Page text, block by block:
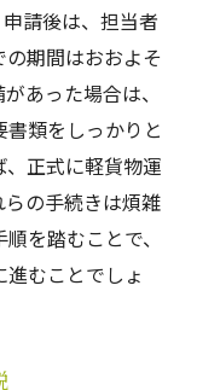
請後は、担当者
期間はおおよそ
あった場合は、
類をしっかりと
正式に軽貨物運
の手続きは煩雑
を踏むことで、
むことでしょ